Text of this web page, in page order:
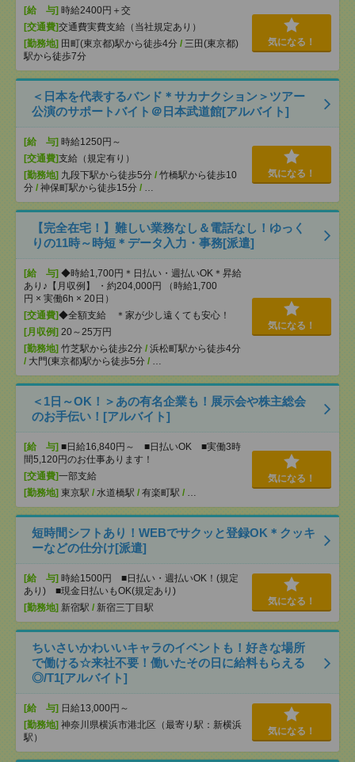
[給 与] 時給2400円＋交
[交通費]交通費実費支給（当社規定あり）
[勤務地] 田町(東京都)駅から徒歩4分 / 三田(東京都)
駅から徒歩7分
気になる！
＜日本を代表するバンド＊サカナクション＞ツアー
公演のサポートバイト＠日本武道館[アルバイト]
[給 与] 時給1250円～
[交通費]支給（規定有り）
[勤務地] 九段下駅から徒歩5分 / 竹橋駅から徒歩10
分 / 神保町駅から徒歩15分 / …
気になる！
【完全在宅！】難しい業務なし＆電話なし！ゆっく
りの11時～時短＊データ入力・事務[派遣]
[給 与] ◆時給1,700円＊日払い・週払いOK＊昇給
あり♪【月収例】 ・約204,000円 （時給1,700
円 × 実働6h × 20日）
[交通費]◆全額支給 ＊家が少し遠くても安心！
[月収例] 20～25万円
[勤務地] 竹芝駅から徒歩2分 / 浜松町駅から徒歩4分
/ 大門(東京都)駅から徒歩5分 / …
気になる！
＜1日～OK！＞あの有名企業も！展示会や株主総会
のお手伝い！[アルバイト]
[給 与] ■日給16,840円～ ■日払いOK ■実働3時
間5,120円のお仕事あります！
[交通費]一部支給
[勤務地] 東京駅 / 水道橋駅 / 有楽町駅 / …
気になる！
短時間シフトあり！WEBでサクッと登録OK＊クッキ
ーなどの仕分け[派遣]
[給 与] 時給1500円 ■日払い・週払いOK！(規定
あり) ■現金日払いもOK(規定あり)
[勤務地] 新宿駅 / 新宿三丁目駅
気になる！
ちいさいかわいいキャラのイベントも！好きな場所
で働ける☆来社不要！働いたその日に給料もらえる
◎/T1[アルバイト]
[給 与] 日給13,000円～
[勤務地] 神奈川県横浜市港北区（最寄り駅：新横浜
駅）
気になる！